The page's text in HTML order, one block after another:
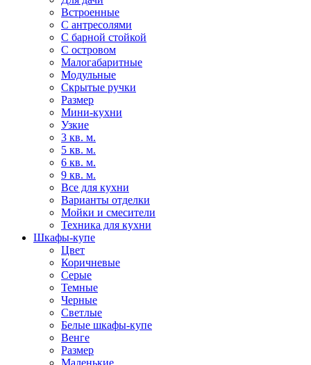
Встроенные
С антресолями
С барной стойкой
С островом
Малогабаритные
Модульные
Скрытые ручки
Размер
Мини-кухни
Узкие
3 кв. м.
5 кв. м.
6 кв. м.
9 кв. м.
Все для кухни
Варианты отделки
Мойки и смесители
Техника для кухни
Шкафы-купе
Цвет
Коричневые
Серые
Темные
Черные
Светлые
Белые шкафы-купе
Венге
Размер
Маленькие